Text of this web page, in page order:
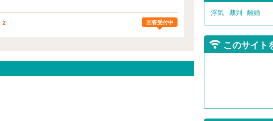
2 回答受付中
浮気 裁判 離婚
このサイト